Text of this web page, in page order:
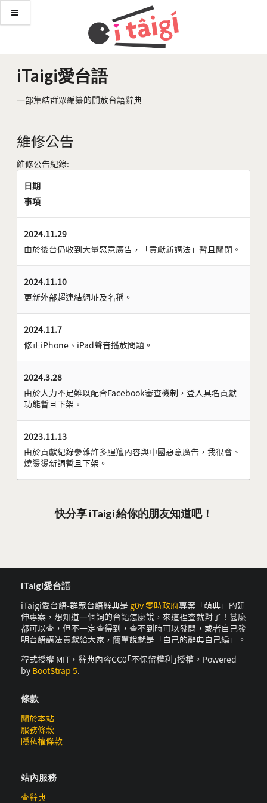
iTaigi愛台語
一部集結群眾編纂的開放台語辭典
維修公告
維修公告紀錄:
日期
事項
2024.11.29
由於後台仍收到大量惡意廣告，「貢獻新講法」暫且關閉。
2024.11.10
更新外部超連結網址及名稱。
2024.11.7
修正iPhone、iPad聲音播放問題。
2024.3.28
由於人力不足難以配合Facebook審查機制，登入具名貢獻
功能暫且下架。
2023.11.13
由於貢獻紀錄參雜許多腥羶內容與中國惡意廣告，我很會、
燒燙燙新詞暫且下架。
快分享 iTaigi 給你的朋友知道吧！
iTaigi愛台語
iTaigi愛台語-群眾台語辭典是 g0v 零時政府專案「萌典」的延
伸專案，想知道一個詞的台語怎麼說，來這裡查就對了！甚麼
都可以查，但不一定查得到，查不到時可以發問，或者自己發
明台語講法貢獻給大家，簡單說就是「自己的辭典自己編」。
程式授權 MIT，辭典內容CC0｢不保留權利｣授權。Powered
by BootStrap 5.
條款
關於本站
服務條款
隱私權條款
站內服務
查辭典